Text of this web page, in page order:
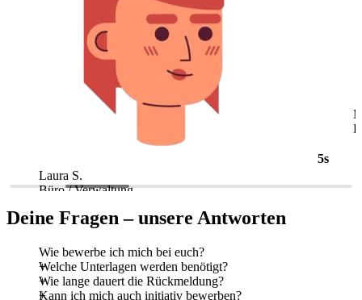
Laura S.
Büro / Verwaltung
5s
Deine Fragen – unsere Antworten
Wie bewerbe ich mich bei euch?
Welche Unterlagen werden benötigt?
Wie lange dauert die Rückmeldung?
Kann ich mich auch initiativ bewerben?